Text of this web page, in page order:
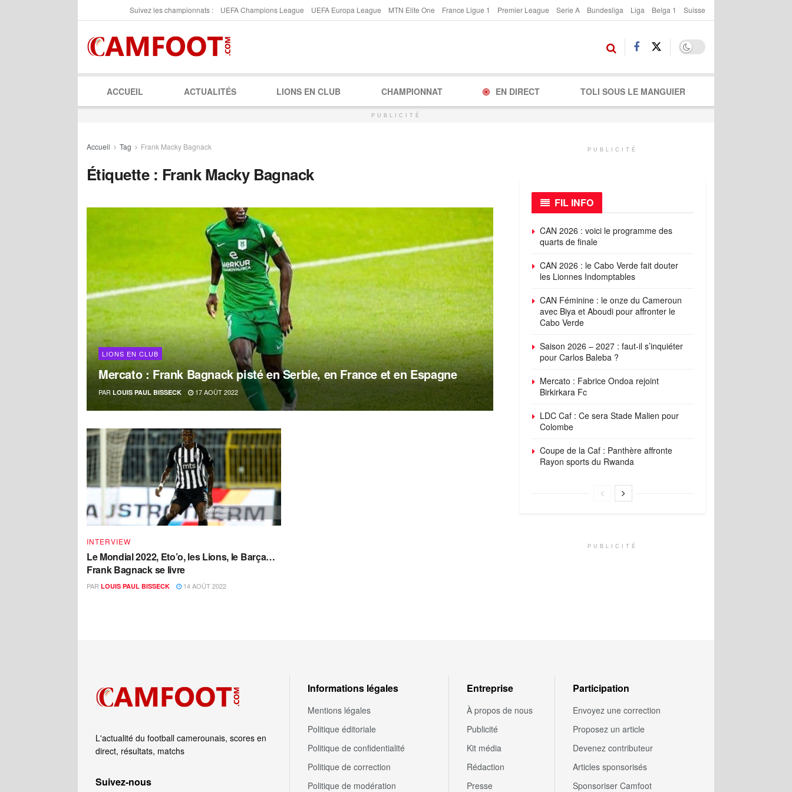
Suivez les championnats : UEFA Champions League UEFA Europa League MTN Elite One France Ligue 1 Premier League Serie A Bundesliga Liga Belga 1 Suisse
ACCUEIL ACTUALITÉS LIONS EN CLUB CHAMPIONNAT EN DIRECT TOLI SOUS LE MANGUIER
PUBLICITÉ
Accueil Tag Frank Macky Bagnack
Étiquette : Frank Macky Bagnack
LIONS EN CLUB
Mercato : Frank Bagnack pisté en Serbie, en France et en Espagne
PAR LOUIS PAUL BISSECK 17 AOÛT 2022
INTERVIEW
Le Mondial 2022, Eto’o, les Lions, le Barça…
Frank Bagnack se livre
PAR LOUIS PAUL BISSECK 14 AOÛT 2022
PUBLICITÉ
FIL INFO
CAN 2026 : voici le programme des
quarts de finale
CAN 2026 : le Cabo Verde fait douter
les Lionnes Indomptables
CAN Féminine : le onze du Cameroun
avec Biya et Aboudi pour affronter le
Cabo Verde
Saison 2026 – 2027 : faut-il s’inquiéter
pour Carlos Baleba ?
Mercato : Fabrice Ondoa rejoint
Birkirkara Fc
LDC Caf : Ce sera Stade Malien pour
Colombe
Coupe de la Caf : Panthère affronte
Rayon sports du Rwanda
PUBLICITÉ
L'actualité du football camerounais, scores en
direct, résultats, matchs
Suivez‑nous
Informations légales
Mentions légales
Politique éditoriale
Politique de confidentialité
Politique de correction
Politique de modération
Entreprise
À propos de nous
Publicité
Kit média
Rédaction
Presse
Participation
Envoyez une correction
Proposez un article
Devenez contributeur
Articles sponsorisés
Sponsoriser Camfoot